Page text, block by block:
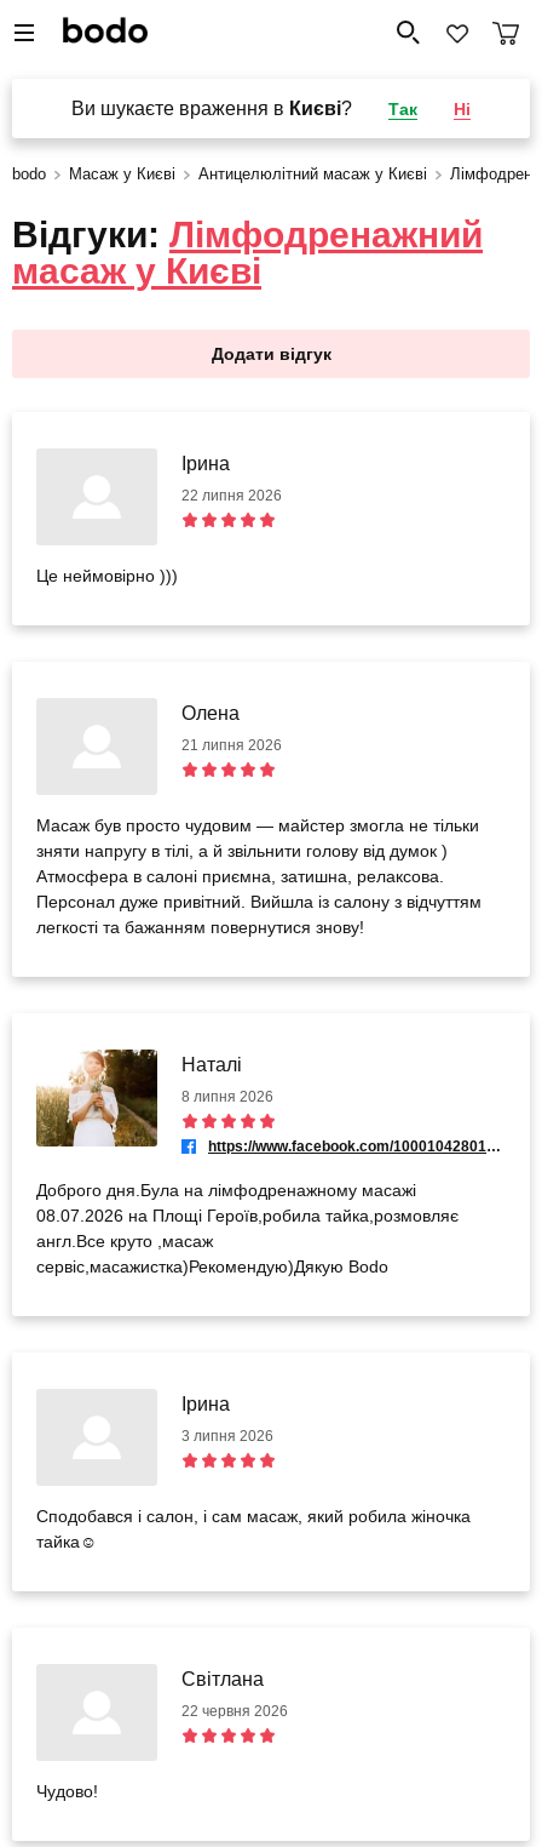
Ви шукаєте враження в Києві? Так Ні
bodo Масаж у Києві Антицелюлітний масаж у Києві
Відгуки: Лімфодренажний
масаж у Києві
Додати відгук
Ірина
22 липня 2026
Це неймовірно )))
Олена
21 липня 2026
Масаж був просто чудовим — майстер змогла не тільки
зняти напругу в тілі, а й звільнити голову від думок )
Атмосфера в салоні приємна, затишна, релаксова.
Персонал дуже привітний. Вийшла із салону з відчуттям
легкості та бажанням повернутися знову!
Наталі
8 липня 2026
https://www.facebook.com/100010428013950
Доброго дня.Була на лімфодренажному масажі
08.07.2026 на Площі Героїв,робила тайка,розмовляє
англ.Все круто ,масаж
сервіс,масажистка)Рекомендую)Дякую Bodo
Ірина
3 липня 2026
Сподобався і салон, і сам масаж, який робила жіночка
тайка☺️
Світлана
22 червня 2026
Чудово!